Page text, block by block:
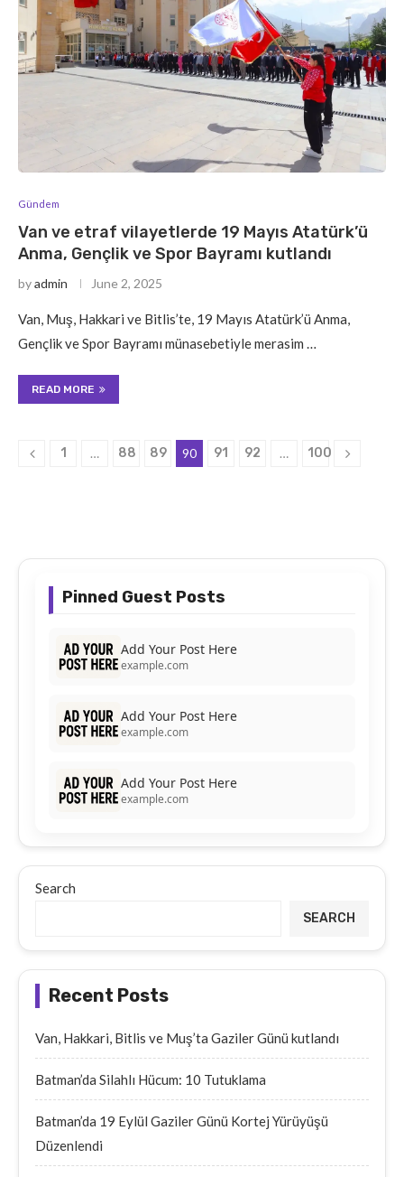
Gündem
Van ve etraf vilayetlerde 19 Mayıs Atatürk’ü
Anma, Gençlik ve Spor Bayramı kutlandı
byadmin June 2, 2025
Van, Muş, Hakkari ve Bitlis’te, 19 Mayıs Atatürk’ü Anma,
Gençlik ve Spor Bayramı münasebetiyle merasim …
READ MORE
1 … 88 89 90 91 92 … 100
Pinned Guest Posts
Add Your Post Here
example.com
Add Your Post Here
example.com
Add Your Post Here
example.com
Search
SEARCH
Recent Posts
Van, Hakkari, Bitlis ve Muş’ta Gaziler Günü kutlandı
Batman’da Silahlı Hücum: 10 Tutuklama
Batman’da 19 Eylül Gaziler Günü Kortej Yürüyüşü
Düzenlendi